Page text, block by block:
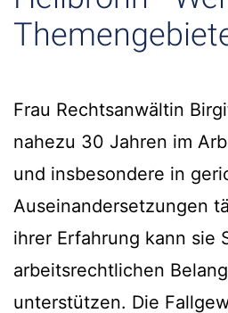
Frau Rechtsanwältin
nahezu 30 Jahren im
und insbesondere in
Auseinandersetzungen
ihrer Erfahrung kann sie
arbeitsrechtlichen
unterstützen. Die